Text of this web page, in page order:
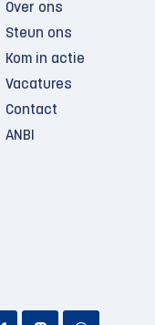
Over ons
Steun ons
Kom in actie
Vacatures
Contact
ANBI